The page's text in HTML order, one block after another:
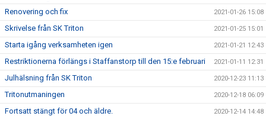
Renovering och fix 2021-01-26 15:08
Skrivelse från SK Triton 2021-01-25 15:01
Starta igång verksamheten igen 2021-01-21 12:43
Restriktionerna förlängs i Staffanstorp till den 15:e februari 2021-01-11 12:31
Julhälsning från SK Triton 2020-12-23 11:13
Tritonutmaningen 2020-12-18 06:09
Fortsatt stängt för 04 och äldre. 2020-12-14 14:48